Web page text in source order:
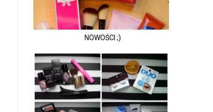
NOWOŚCI ;)